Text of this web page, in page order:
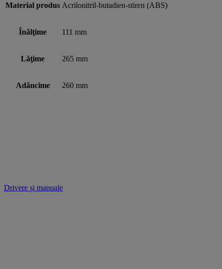
Material produs Acrilonitril-butadien-stiren (ABS)
Înălţime 111 mm
Lăţime 265 mm
Adâncime 260 mm
Drivere și manuale